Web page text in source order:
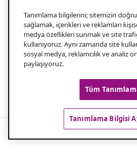
Tekrar deneyelim
1.0 Aramanızın yazılışını
2.0 Aramanız için daha az
Popüler aramalar
Tanımlama bilgilerini; sitemizin doğru
sağlamak, içerikleri ve reklamları
medya özellikleri sunmak ve site
kullanıyoruz. Aynı zamanda site
sosyal medya, reklamcılık ve analiz
paylaşıyoruz.
Tüm
Tanımlama Bilgisi